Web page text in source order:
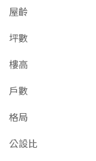
屋齡
坪數
樓高
戶數
格局
公設比